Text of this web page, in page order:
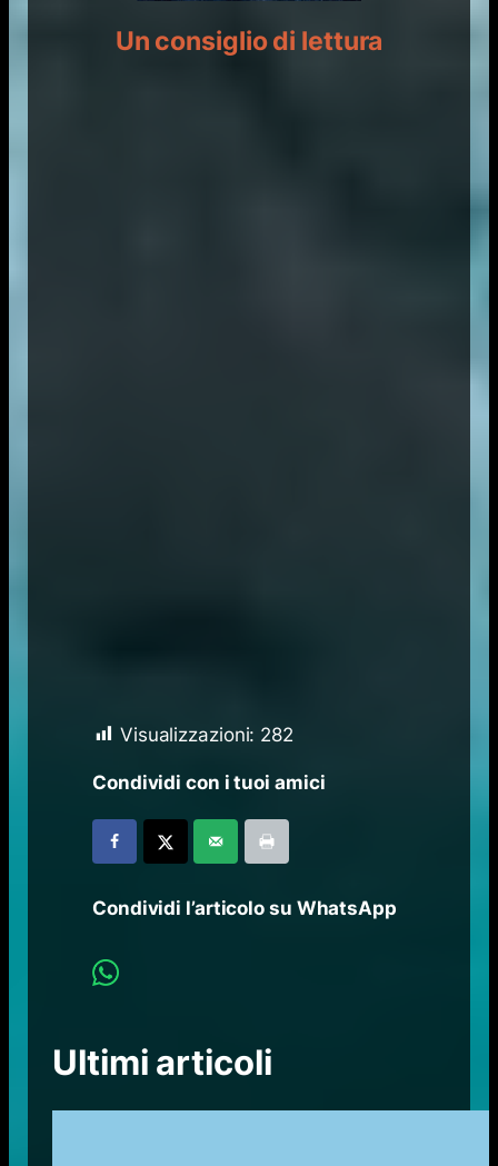
Un consiglio di lettura
Visualizzazioni: 282
Condividi con i tuoi amici
Condividi l’articolo su WhatsApp
Ultimi articoli